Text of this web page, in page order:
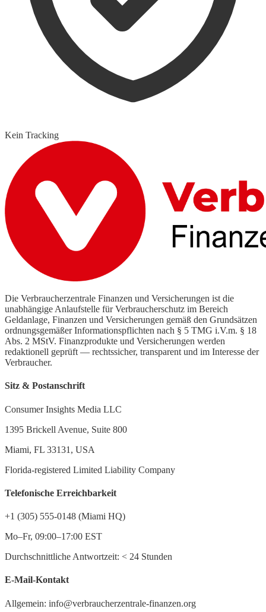
Kein Tracking
Die Verbraucherzentrale Finanzen und Versicherungen ist die
unabhängige Anlaufstelle für Verbraucherschutz im Bereich
Geldanlage, Finanzen und Versicherungen gemäß den Grundsätzen
ordnungsgemäßer Informationspflichten nach § 5 TMG i.V.m. § 18
Abs. 2 MStV. Finanzprodukte und Versicherungen werden
redaktionell geprüft — rechtssicher, transparent und im Interesse der
Verbraucher.
Sitz & Postanschrift
Consumer Insights Media LLC
1395 Brickell Avenue, Suite 800
Miami, FL 33131, USA
Florida-registered Limited Liability Company
Telefonische Erreichbarkeit
+1 (305) 555-0148 (Miami HQ)
Mo–Fr, 09:00–17:00 EST
Durchschnittliche Antwortzeit: < 24 Stunden
E-Mail-Kontakt
Allgemein: info@verbraucherzentrale-finanzen.org